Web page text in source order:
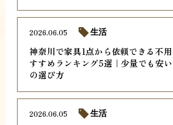
神奈川で家具1点から依頼できる不
すすめランキング5選｜少量でも安
の選び方
2026.06.05 生活
2026.06.05 生活